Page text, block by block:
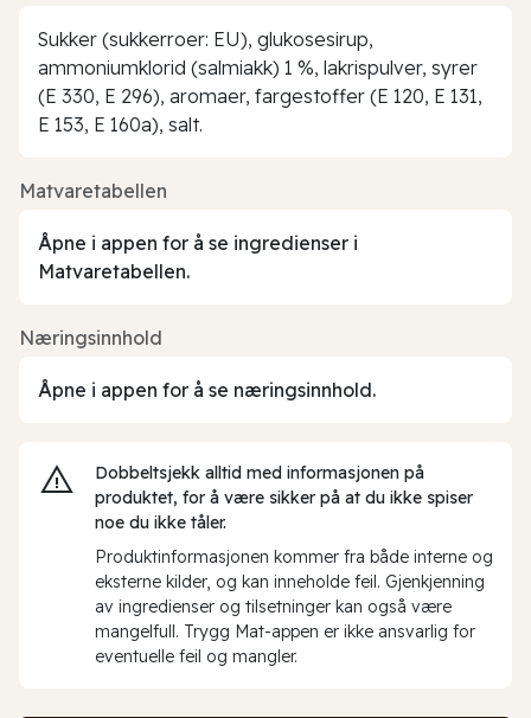
Sukker (sukkerroer: EU), glukosesirup,
ammoniumklorid (salmiakk) 1 %, lakrispulver, syrer
(E 330, E 296), aromaer, fargestoffer (E 120, E 131,
E 153, E 160a), salt.
Matvaretabellen
Åpne i appen for å se ingredienser i
Matvaretabellen.
Næringsinnhold
Åpne i appen for å se næringsinnhold.
Dobbeltsjekk alltid med informasjonen på
produktet, for å være sikker på at du ikke spiser
noe du ikke tåler.
Produktinformasjonen kommer fra både interne og
eksterne kilder, og kan inneholde feil. Gjenkjenning
av ingredienser og tilsetninger kan også være
mangelfull. Trygg Mat-appen er ikke ansvarlig for
eventuelle feil og mangler.